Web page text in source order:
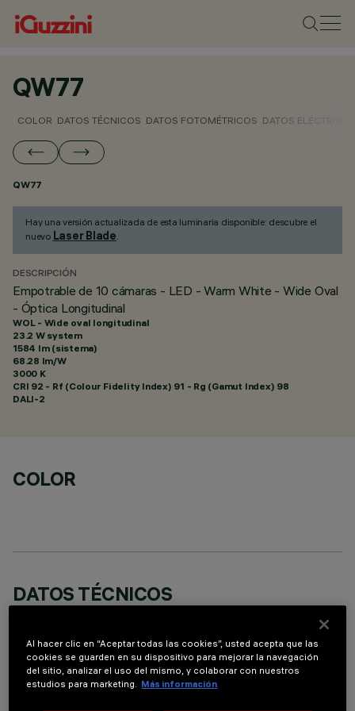
QW77
COLOR DATOS TÉCNICOS DATOS FOTOMÉTRICOS DATOS
QW77
Hay una versión actualizada de esta luminaria disponible: descubre el
nuevo Laser Blade.
DESCRIPCIÓN
Empotrable de 10 cámaras - LED - Warm White - Wide Oval
- Óptica Longitudinal
WOL - Wide oval longitudinal
23.2 W system
1584 lm (sistema)
68.28 lm/W
3000 K
CRI 92 - Rf (Colour Fidelity Index) 91 - Rg (Gamut Index) 98
DALI-2
COLOR
DATOS TÉCNICOS
DESCRIPCIÓN
Luminaria miniaturizada empotrable rectangular de 10
Al hacer clic en “Aceptar todas las cookies”, usted acepta que las
cookies se guarden en su dispositivo para mejorar la navegación
del sitio, analizar el uso del mismo, y colaborar con nuestros
estudios para marketing. Más información